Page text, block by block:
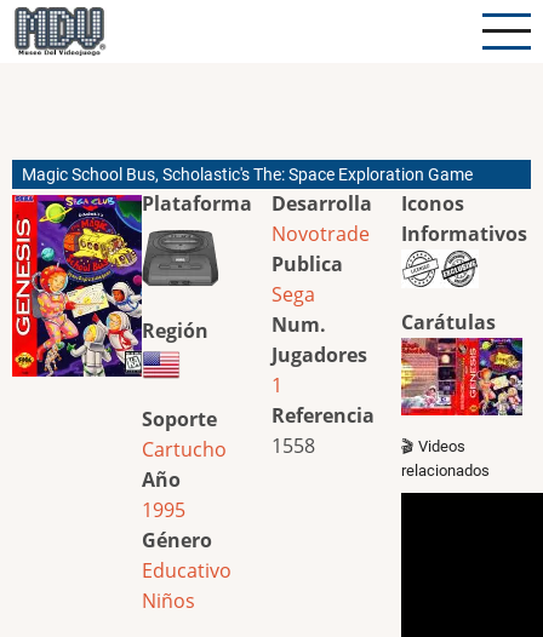
Pasar
al
Magic School Bus, Scholastic's The: Space Exploration Game
Plataforma
Región
Soporte
Cartucho
Año
1995
Género
Educativo
Niños
Desarrolla
Novotrade
Publica
Sega
Num.
Jugadores
1
Referencia
1558
Iconos
Informativos
Carátulas
🎬 Videos
relacionados